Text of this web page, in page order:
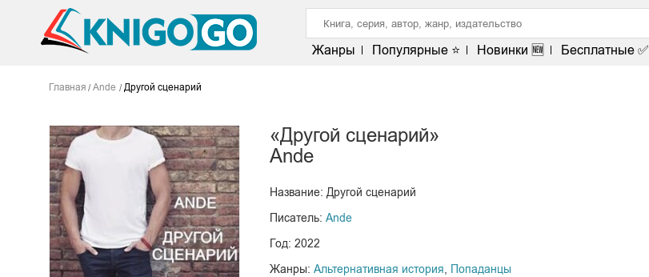
Жанры Популярные ⭐ Новинки 🆕 Бесплатные ✅
Главная Ande Другой сценарий
«Другой сценарий»
Ande
Название: Другой сценарий
Писатель: Ande
Год: 2022
Жанры: Альтернативная история
Попаданцы